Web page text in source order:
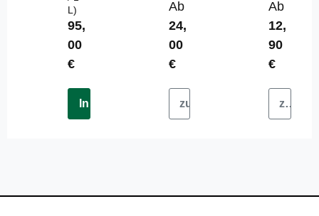
L)
Regulärer Preis:
95,
00
€
In den Warenkorb
Regulärer Preis:
Ab
24,
00
€
zum Produkt
nde
Ab
12,
90
€
zum Produkt